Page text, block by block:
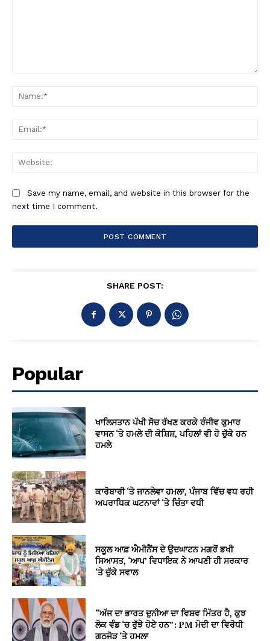
Save my name, email, and website in this browser for the
next time I comment.
SHARE POST:
Popular
ਖਾਲਿਸਤਾਨ ਪੱਖੀ ਸੋਚ ਰੱਖਣ ਕਰਕੇ ਰੰਜੀਵ ਕੁਮਾਰ
ਵਾਸਨ ‘ਤੇ ਹਮਲੇ ਦੀ ਕੋਸ਼ਿਸ਼, ਪਹਿਲਾਂ ਵੀ ਹੋ ਚੁੱਕੇ ਹਨ
ਹਮਲੇ
ਕਾਰੋਬਾਰੀ ‘ਤੇ ਜਾਨਲੇਵਾ ਹਮਲਾ, ਪੰਜਾਬ ਵਿੱਚ ਵਧ ਰਹੀ
ਅਪਰਾਧਿਕ ਘਟਨਾਵਾਂ ‘ਤੇ ਚਿੰਤਾ ਵਧੀ
ਸਕੂਲ ਆਫ਼ ਐਮੀਨੈਂਸ ਦੇ ਉਦਘਾਟਨ ਮਗਰੋਂ ਭਖੀ
ਸਿਆਸਤ, ‘ਆਪ’ ਵਿਧਾਇਕ ਨੇ ਆਪਣੀ ਹੀ ਸਰਕਾਰ
‘ਤੇ ਚੁੱਕੇ ਸਵਾਲ
“ਅੱਜ ਦਾ ਭਾਰਤ ਦੁਨੀਆ ਦਾ ਵਿਸ਼ਵ ਮਿੱਤਰ ਹੈ, ਕੁਝ
ਲੋਕ ਵੰਡ ‘ਚ ਰੁੱਝੇ ਹੋਏ ਹਨ”: PM ਮੋਦੀ ਦਾ ਵਿਰੋਧੀ
ਗਠਜੋੜ ‘ਤੇ ਹਮਲਾ